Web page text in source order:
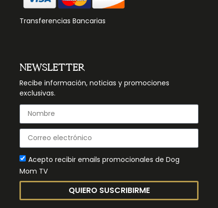
Transferencias Bancarias
NEWSLETTER
Recibe información, noticias y promociones
exclusivas.
Acepto recibir emails promocionales de Dog
Mom TV
QUIERO SUSCRIBIRME